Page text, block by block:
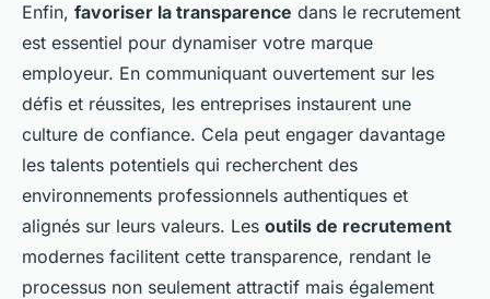
Enfin, favoriser la transparence dans le recrutement
est essentiel pour dynamiser votre marque
employeur. En communiquant ouvertement sur les
défis et réussites, les entreprises instaurent une
culture de confiance. Cela peut engager davantage
les talents potentiels qui recherchent des
environnements professionnels authentiques et
alignés sur leurs valeurs. Les outils de recrutement
modernes facilitent cette transparence, rendant le
processus non seulement attractif mais également